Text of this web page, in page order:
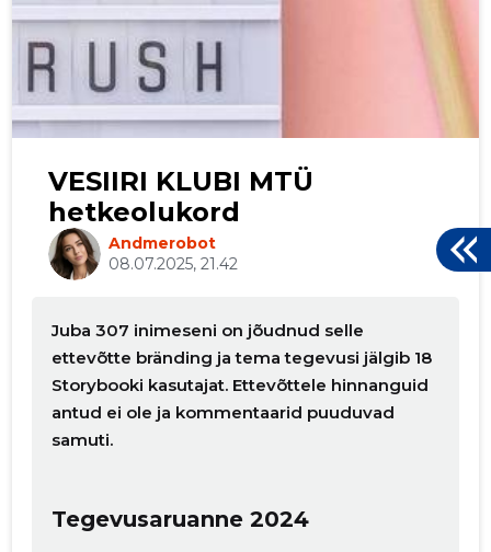
VESIIRI KLUBI MTÜ
hetkeolukord
Andmerobot
08.07.2025, 21.42
Juba 307 inimeseni on jõudnud selle
ettevõtte bränding ja tema tegevusi jälgib 18
Storybooki kasutajat. Ettevõttele hinnanguid
antud ei ole ja kommentaarid puuduvad
samuti.
Tegevusaruanne 2024